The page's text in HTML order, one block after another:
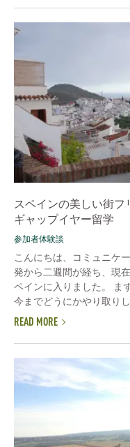
スペインの美しい街フ
ギャップイヤー留学
参加者体験談
こんにちは、コミュニケ
発から二週間が経ち、現
ペインに入りました。 ま
今までどうにかやり取り
READ MORE